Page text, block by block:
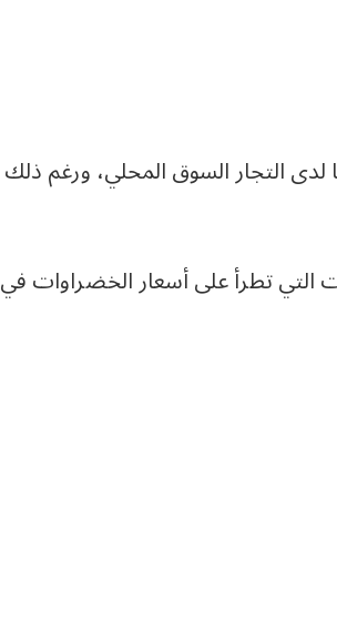
اليوم الخميس 18-6-2026 ، تباينًا لدى التجار السوق المحلي، ورغم ذلك
التي تطرأ على أسعار الخضراوات في